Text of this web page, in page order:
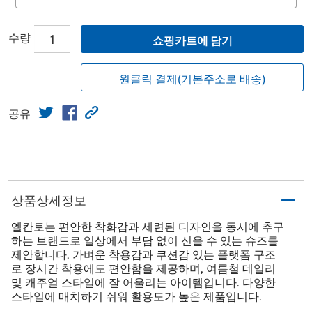
수량 쇼핑카트에 담기
원클릭 결제(기본주소로 배송)
공유
상품상세정보
엘칸토는 편안한 착화감과 세련된 디자인을 동시에 추구
하는 브랜드로 일상에서 부담 없이 신을 수 있는 슈즈를
제안합니다. 가벼운 착용감과 쿠션감 있는 플랫폼 구조
로 장시간 착용에도 편안함을 제공하며, 여름철 데일리
및 캐주얼 스타일에 잘 어울리는 아이템입니다. 다양한
스타일에 매치하기 쉬워 활용도가 높은 제품입니다.